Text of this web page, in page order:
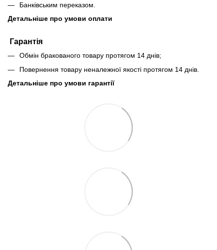
Банківським переказом.
Детальніше про умови оплати
Гарантія
Обмін бракованого товару протягом 14 днів;
Повернення товару неналежної якості протягом 14 днів.
Детальніше про умови гарантії